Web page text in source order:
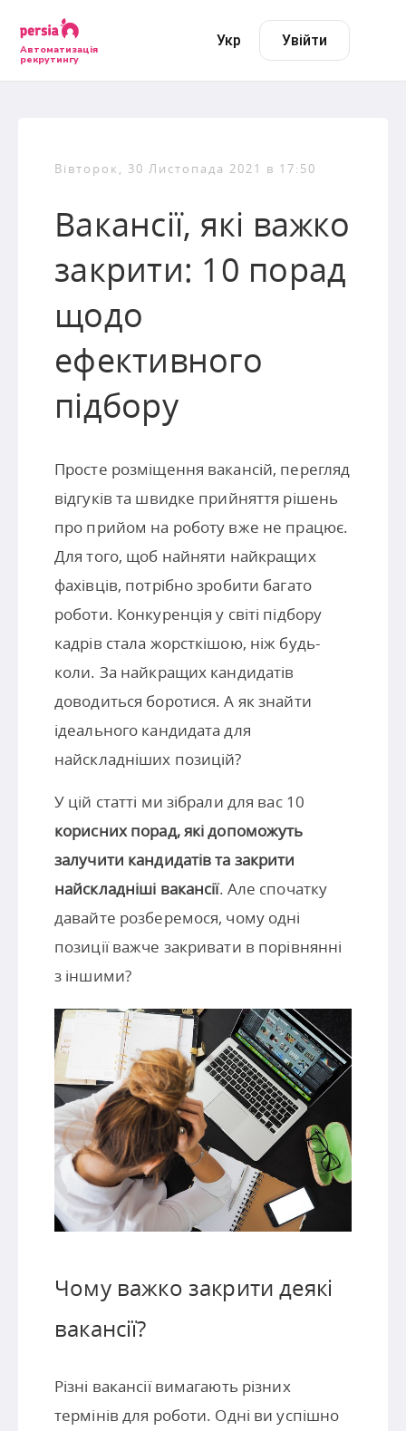
Автоматизація
рекрутингу
Укр Увійти
Вівторок, 30 Листопада 2021 в 17:50
Вакансії, які важко
закрити: 10 порад
щодо
ефективного
підбору
Просте розміщення вакансій, перегляд
відгуків та швидке прийняття рішень
про прийом на роботу вже не працює.
Для того, щоб найняти найкращих
фахівців, потрібно зробити багато
роботи. Конкуренція у світі підбору
кадрів стала жорсткішою, ніж будь-
коли. За найкращих кандидатів
доводиться боротися. А як знайти
ідеального кандидата для
найскладніших позицій?
У цій статті ми зібрали для вас 10
корисних порад, які допоможуть
залучити кандидатів та закрити
найскладніші вакансії. Але спочатку
давайте розберемося, чому одні
позиції важче закривати в порівнянні
з іншими?
Чому важко закрити деякі
вакансії?
Різні вакансії вимагають різних
термінів для роботи. Одні ви успішно